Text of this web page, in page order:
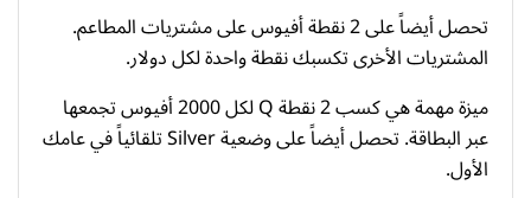
تحصل أيضاً على 2 نقطة أفيوس على مشتريات المطاعم.
المشتريات الأخرى تكسبك نقطة واحدة لكل دولار.
ميزة مهمة هي كسب 2 نقطة Q لكل 2000 أفيوس تجمعها
عبر البطاقة. تحصل أيضاً على وضعية Silver تلقائياً في عامك
الأول.